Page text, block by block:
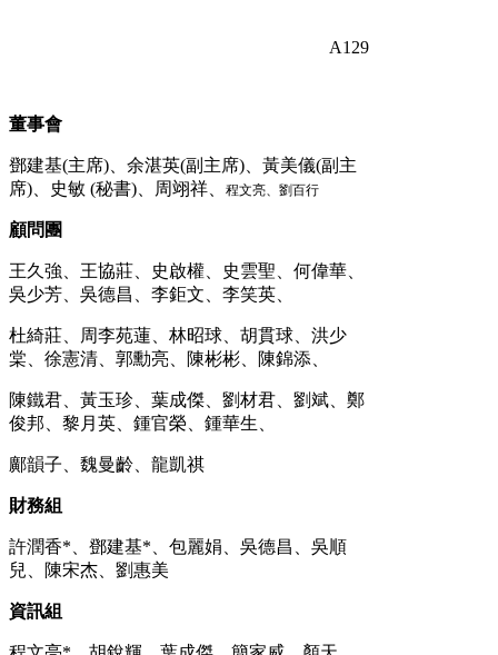
A129
董事會
鄧建基(主席)、余湛英(副主席)、黃美儀(副主
席)、史敏 (秘書)、周翊祥、
程文亮、劉百行
顧問團
王久強、王協莊、史啟權、史雲聖、何偉華、
吳少芳、吳德昌、李鉅文、李笑英、
杜綺莊、周李苑蓮、林昭球、胡貫球、洪少
棠、徐憲清、郭勳亮、陳彬彬、陳錦添、
陳鐵君、黃玉珍、葉成傑、劉材君、劉斌、鄭
俊邦、黎月英、鍾官榮、鍾華生、
鄺韻子、魏曼齡、龍凱祺
財務組
許潤香*、鄧建基*、包麗娟、吳德昌、吳順
兒、陳宋杰、劉惠美
資訊組